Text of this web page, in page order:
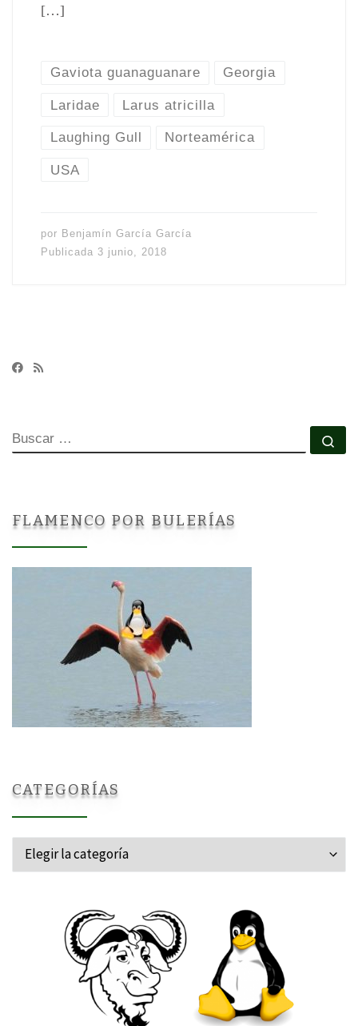
[…]
Gaviota guanaguanare Georgia
Laridae Larus atricilla
Laughing Gull Norteamérica
USA
por Benjamín García García
Publicada 3 junio, 2018
BUSCAR
FLAMENCO POR BULERÍAS
CATEGORÍAS
Categorías